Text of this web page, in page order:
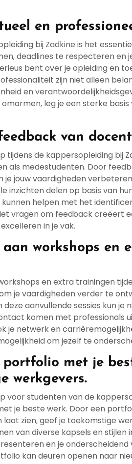
en
bij Zadkine is het
deadlines te respecteren en
bent over je opleiding en
zijn niet alleen
en
leg je een sterke
van
tijdens de kappersopleiding bij
als medestudenten. Door
je jouw vaardigheden
inzichten delen op basis van
helpen met het
vragen om feedback creëert
in je vak.
aan workshops en
en extra trainingen
je vaardigheden verder te
aanvullende sessies kun je
komen met professionals
je netwerk en
om jezelf te
portfolio met je
werkgevers.
voor studenten van de
je beste werk. Door een
laat zien, geef je toekomstige
van diverse kapsels en stijlen
en je
kan deuren openen naar